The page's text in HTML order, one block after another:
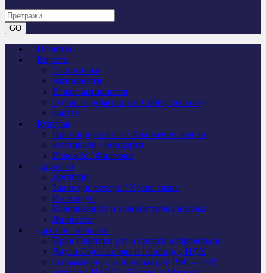
Почетна
Вијести
Саопштења
Активности
Важне активности
Одбор за дијаспору и Србе у региону
Најаве
Култура
Промоције књига / Књижевне вечери
Фестивали / Концерти
Изложбе / Филмови
Друштво
Догађаји
Завичајне вечери / Крсне славе
Интервјуи
Колонизација и колонистичка насеља
Личности
Да се не заборави
Први Свјeтски рат и српски добровољци
Други Свјетски рат и геноцид у НДХ
Одбрамбено отаџбински рат 1991 – 1995